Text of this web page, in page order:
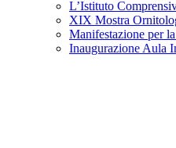
L’Istituto
XIX Mostra
Manifestazione per
Inaugurazione Aula